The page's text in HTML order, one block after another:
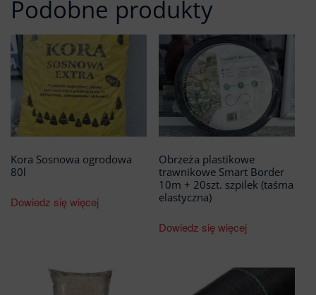
Podobne produkty
Kora Sosnowa ogrodowa
80l
Dowiedz się więcej
Obrzeża plastikowe
trawnikowe Smart Border
10m + 20szt. szpilek (taśma
elastyczna)
Dowiedz się więcej